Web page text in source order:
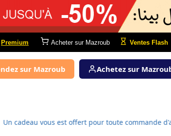
Premium Acheter sur Mazroub Ventes Flash
sur Mazroub Achetez sur
Un cadeau vous est offert pour toute